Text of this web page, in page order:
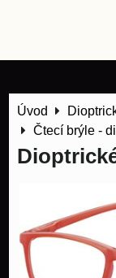
Úvod
Čtecí brýle -